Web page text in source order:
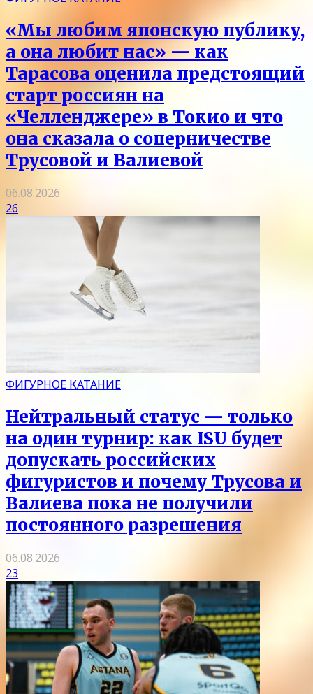
«Мы любим японскую публику,
а она любит нас» — как
Тарасова оценила предстоящий
старт россиян на
«Челленджере» в Токио и что
она сказала о соперничестве
Трусовой и Валиевой
06.08.2026
26
ФИГУРНОЕ КАТАНИЕ
Нейтральный статус — только
на один турнир: как ISU будет
допускать российских
фигуристов и почему Трусова и
Валиева пока не получили
постоянного разрешения
06.08.2026
23